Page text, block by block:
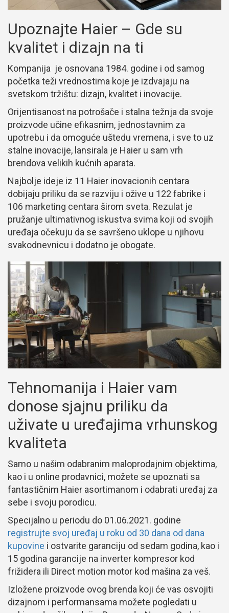
Upoznajte Haier – Gde su
kvalitet i dizajn na ti
Kompanija je osnovana 1984. godine i od samog
početka teži vrednostima koje je izdvajaju na
svetskom tržištu: dizajn, kvalitet i inovacije.
Orijentisanost na potrošače i stalna težnja da svoje
proizvode učine efikasnim, jednostavnim za
upotrebu i da omoguće uštedu vremena, i sve to uz
stalne inovacije, lansirala je Haier u sam vrh
brendova velikih kućnih aparata.
Najbolje ideje iz 11 Haier inovacionih centara
dobijaju priliku da se razviju i ožive u 122 fabrike i
106 marketing centara širom sveta. Rezulat je
pružanje ultimativnog iskustva svima koji od svojih
uređaja očekuju da se savršeno uklope u njihovu
svakodnevnicu i dodatno je obogate.
Tehnomanija i Haier vam
donose sjajnu priliku da
uživate u uređajima vrhunskog
kvaliteta
Samo u našim odabranim maloprodajnim objektima,
kao i u online prodavnici, možete se upoznati sa
fantastičnim Haier asortimanom i odabrati uređaj za
sebe i svoju porodicu.
Specijalno u periodu do 01.06.2021. godine
registrujte svoj uređaj u roku od 30 dana od dana
kupovine i ostvarite garanciju od sedam godina, kao i
15 godina garancije na inverter kompresor kod
frižidera ili Direct motion motor kod mašina za veš.
Izložene proizvode ovog brenda koji će vas osvojiti
dizajnom i performansama možete pogledati u